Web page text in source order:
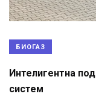
БИОГАЗ
Интелигентна
систем